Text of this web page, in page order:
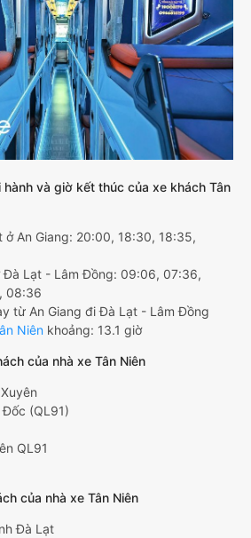
và giờ kết thúc của xe khách Tân
ở An Giang: 20:00, 18:30, 18:35,
Đà Lạt - Lâm Đồng: 09:06, 07:36,
08:36
từ An Giang đi Đà Lạt - Lâm Đồng
Niên khoảng: 13.1 giờ
của nhà xe Tân Niên
Đốc (QL91)
QL91
của nhà xe Tân Niên
Đà Lạt